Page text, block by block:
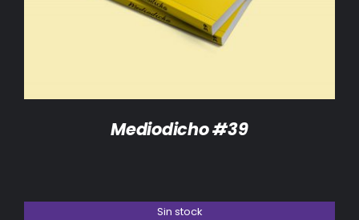
Mediodicho #39
Sin stock